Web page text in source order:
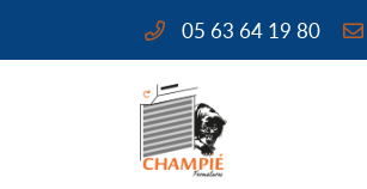
05 63 64 19 80
9 rue Serge Granié - ZA les Molles
82 170 Grisolles
05 63 64 19 80